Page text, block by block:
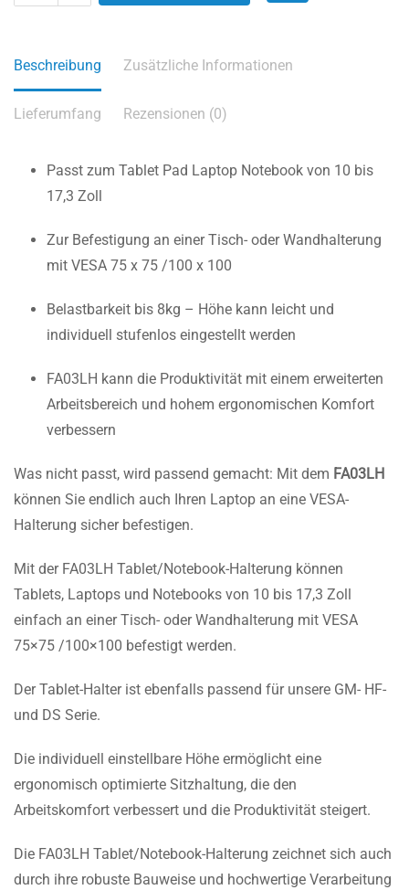
Beschreibung Zusätzliche Informationen
Lieferumfang Rezensionen (0)
Passt zum Tablet Pad Laptop Notebook von 10 bis
17,3 Zoll
Zur Befestigung an einer Tisch- oder Wandhalterung
mit VESA 75 x 75 /100 x 100
Belastbarkeit bis 8kg – Höhe kann leicht und
individuell stufenlos eingestellt werden
FA03LH kann die Produktivität mit einem erweiterten
Arbeitsbereich und hohem ergonomischen Komfort
verbessern
Was nicht passt, wird passend gemacht: Mit dem FA03LH
können Sie endlich auch Ihren Laptop an eine VESA-
Halterung sicher befestigen.
Mit der FA03LH Tablet/Notebook-Halterung können
Tablets, Laptops und Notebooks von 10 bis 17,3 Zoll
einfach an einer Tisch- oder Wandhalterung mit VESA
75×75 /100×100 befestigt werden.
Der Tablet-Halter ist ebenfalls passend für unsere GM- HF-
und DS Serie.
Die individuell einstellbare Höhe ermöglicht eine
ergonomisch optimierte Sitzhaltung, die den
Arbeitskomfort verbessert und die Produktivität steigert.
Die FA03LH Tablet/Notebook-Halterung zeichnet sich auch
durch ihre robuste Bauweise und hochwertige Verarbeitung